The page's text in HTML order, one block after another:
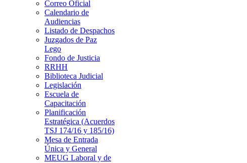
Correo Oficial
Calendario de
Audiencias
Listado de Despachos
Juzgados de Paz
Lego
Fondo de Justicia
RRHH
Biblioteca Judicial
Legislación
Escuela de
Capacitación
Planificación
Estratégica (Acuerdos
TSJ 174/16 y 185/16)
Mesa de Entrada
Única y General
MEUG Laboral y de